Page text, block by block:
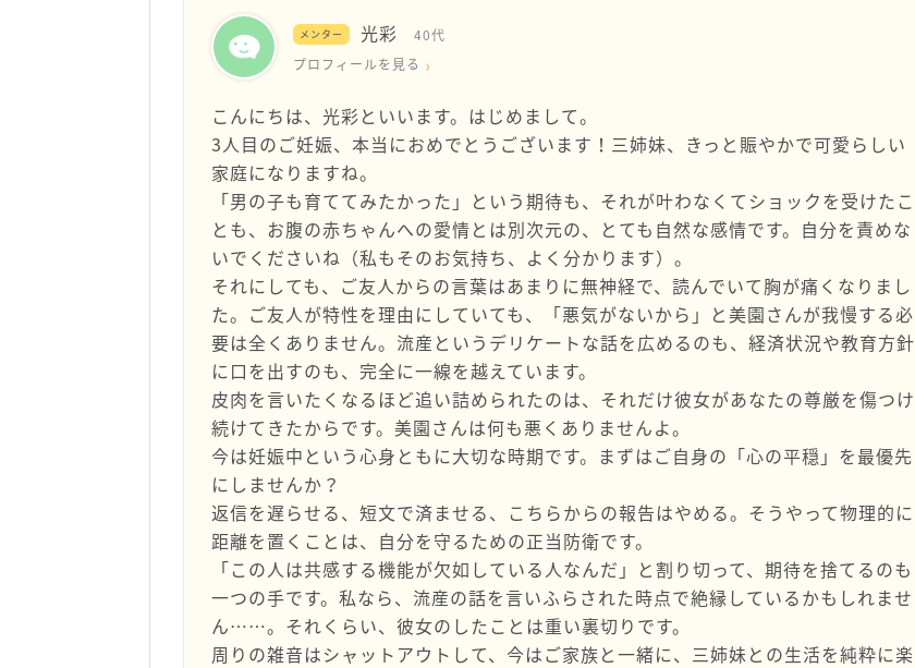
メンター 光彩
40代
プロフィールを見る
こんにちは、光彩といいます。はじめまして。
3人目のご妊娠、本当におめでとうございます！三姉妹、きっと賑やかで可愛らしい
家庭になりますね。
​「男の子も育ててみたかった」という期待も、それが叶わなくてショックを受けたこ
とも、お腹の赤ちゃんへの愛情とは別次元の、とても自然な感情です。自分を責めな
いでくださいね（私もそのお気持ち、よく分かります）。
​それにしても、ご友人からの言葉はあまりに無神経で、読んでいて胸が痛くなりまし
た。ご友人が特性を理由にしていても、「悪気がないから」と美園さんが我慢する必
要は全くありません。流産というデリケートな話を広めるのも、経済状況や教育方針
に口を出すのも、完全に一線を越えています。
​皮肉を言いたくなるほど追い詰められたのは、それだけ彼女があなたの尊厳を傷つけ
続けてきたからです。美園さんは何も悪くありませんよ。
​今は妊娠中という心身ともに大切な時期です。まずはご自身の「心の平穏」を最優先
にしませんか？
返信を遅らせる、短文で済ませる、こちらからの報告はやめる。そうやって物理的に
距離を置くことは、自分を守るための正当防衛です。
​「この人は共感する機能が欠如している人なんだ」と割り切って、期待を捨てるのも
一つの手です。私なら、流産の話を言いふらされた時点で絶縁しているかもしれませ
ん……。それくらい、彼女のしたことは重い裏切りです。
​周りの雑音はシャットアウトして、今はご家族と一緒に、三姉妹との生活を純粋に楽